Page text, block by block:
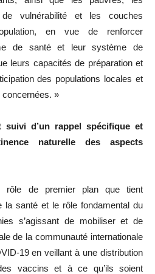
vulnérabilité et les couches
en vue de renforcer
de santé et leur système de
leurs capacités de préparation et
des populations locales et
concernées. »
suivi d’un rappel spécifique et
naturelle des aspects
rôle de premier plan que tient
la santé et le rôle fondamental du
s’agissant de mobiliser et de
de la communauté internationale
19 en veillant à une distribution
vaccins et à ce qu’ils soient